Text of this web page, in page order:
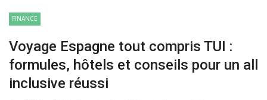
FINANCE
Voyage Espagne tout compris TUI :
formules, hôtels et conseils pour un all
inclusive réussi